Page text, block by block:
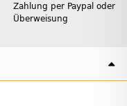
Zahlung per Paypal oder
Überweisung